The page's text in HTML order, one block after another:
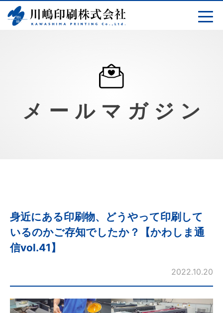
メールマガジン
身近にある印刷物、どうやって印刷して
いるのかご存知でしたか？【かわしま通
信vol.41】
2022.10.20